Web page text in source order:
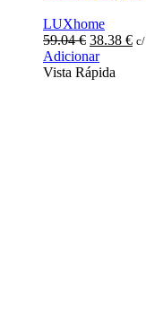
LUXhome
59.04€ O
preço
original
38.38 €O
Adicionar
Vista Rápida